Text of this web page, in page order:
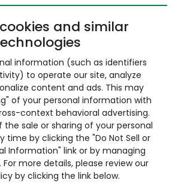
and similar
information (such as identifiers
to operate our site, analyze
content and ads. This may
of your personal information with
context behavioral advertising.
sale or sharing of your personal
time by clicking the "Do Not Sell or
Information" link or by managing
more details, please review our
by clicking the link below.